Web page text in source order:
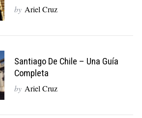
by Ariel Cruz
Santiago De Chile – Una Guía
Completa
by Ariel Cruz